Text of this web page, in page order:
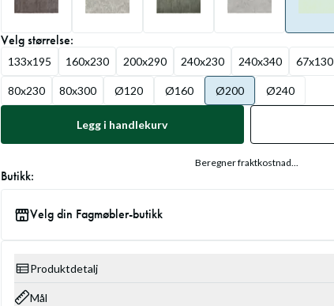
Velgstørrelse:
133x195 160x230 200x290 240x230 240x340 67x130
80x230 80x300 Ø120 Ø160 Ø200 Ø240
Legg i handlekurv
Beregner fraktkostnad...
Butikk:
Velg din Fagmøbler-butikk
Produktdetalj
Mål